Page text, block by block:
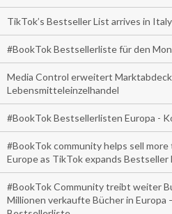
TikTok’s Bestseller List arrives in Italy
#BookTok Bestsellerliste für den
Media Control erweitert
Lebensmitteleinzelhandel
#BookTok Bestsellerlisten Europa -
#BookTok community helps sell
Europe as TikTok expands Bestseller
#BookTok Community treibt weiter
Millionen verkaufte Bücher in